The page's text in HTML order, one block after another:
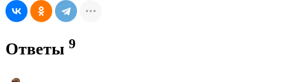
Ответы 9